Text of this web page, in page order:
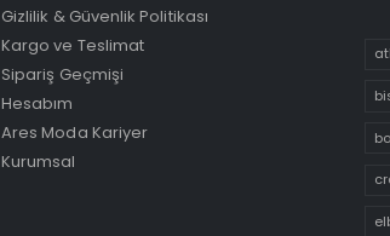
Gizlilik & Güvenlik Politikası
Kargo ve Teslimat
Sipariş Geçmişi
Hesabım
Ares Moda Kariyer
Kurumsal